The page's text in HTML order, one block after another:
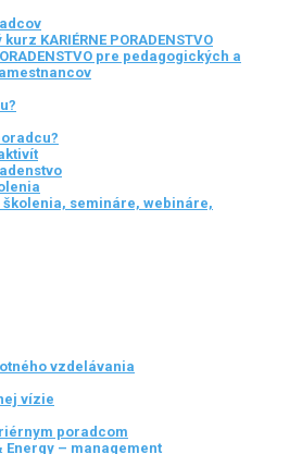
KARIÉRNE PORADENSTVO
pre pedagogických a
školenia, semináre, webináre,
vzdelávania
vízie
poradcom
Energy – management